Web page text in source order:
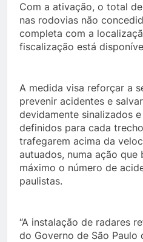
Com a ativação, o total
nas rodovias não
completa com a
fiscalização está
A medida visa reforçar a
prevenir acidentes e
devidamente sinalizados
definidos para cada
trafegarem acima da
autuados, numa ação que
máximo o número de
paulistas.
“A instalação de radares
do Governo de São Paulo